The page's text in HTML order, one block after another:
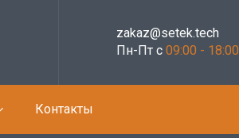
zakaz@setek.tech
Пн-Пт с 09:00 - 18:00
Контакты